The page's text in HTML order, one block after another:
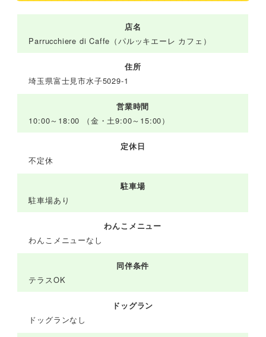
店名
Parrucchiere di Caffe（パルッキエーレ カフェ）
住所
埼玉県富士見市水子5029-1
営業時間
10:00～18:00 （金・土9:00～15:00）
定休日
不定休
駐車場
駐車場あり
わんこメニュー
わんこメニューなし
同伴条件
テラスOK
ドッグラン
ドッグランなし